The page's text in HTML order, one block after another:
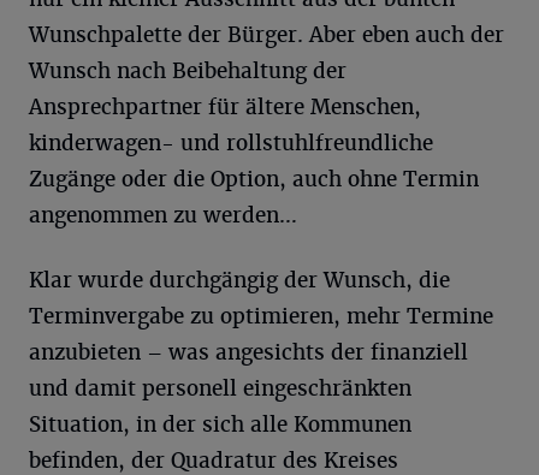
Wunschpalette der Bürger. Aber eben auch der
Wunsch nach Beibehaltung der
Ansprechpartner für ältere Menschen,
kinderwagen- und rollstuhlfreundliche
Zugänge oder die Option, auch ohne Termin
angenommen zu werden…
Klar wurde durchgängig der Wunsch, die
Terminvergabe zu optimieren, mehr Termine
anzubieten – was angesichts der finanziell
und damit personell eingeschränkten
Situation, in der sich alle Kommunen
befinden, der Quadratur des Kreises